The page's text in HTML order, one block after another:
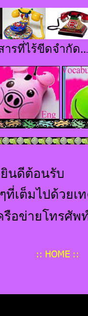
ารที่ไร้ขีดจำกัด...
ยินดีต้อนรับ
ที่เต็มไปด้วยเ
รือข่ายโทรศัพ